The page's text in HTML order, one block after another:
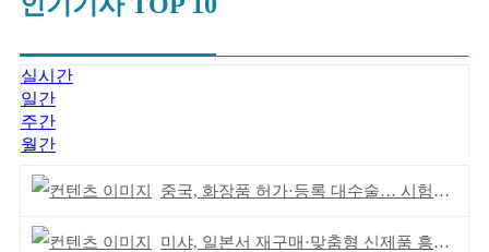
실시간
일간
주간
월간
중국, 화장품 허가·등록 대수술… 시험자료 공용 허용
미샤, 일본서 재구매·맞춤형 신제품 흥행 ‘쌍끌이’